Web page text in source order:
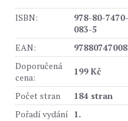
ISBN:
978-80-7470-
083-5
EAN:
Doporučená
cena:
199 Kč
Počet stran
184 stran
Pořadí vydání 1.